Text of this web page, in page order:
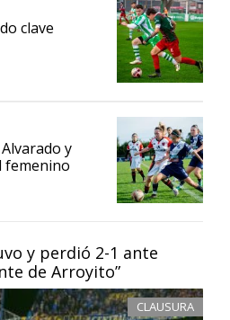
y perdió 2-1 ante
de Arroyito”
CLAUSURA
clave
y
femenino